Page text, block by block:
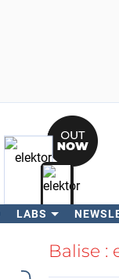
LABS
RechercherBalise :